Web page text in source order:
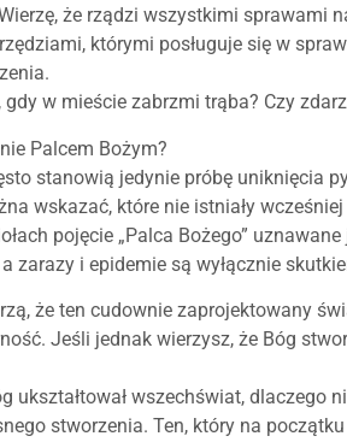
że rządzi wszystkimi sprawami
którymi posługuje się w
gdy w mieście zabrzmi trąba? Czy
Palcem Bożym?
stanowią jedynie próbę uniknięcia
wskazać, które nie istniały
pojęcie „Palca Bożego”
zarazy i epidemie są wyłącznie
że ten cudownie zaprojektowany
Jeśli jednak wierzysz, że Bóg
ukształtował wszechświat, dlaczego
stworzenia. Ten, który na